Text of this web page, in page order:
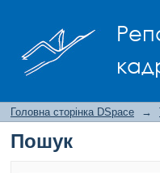
Головна сторінка DSpace →
Пошук